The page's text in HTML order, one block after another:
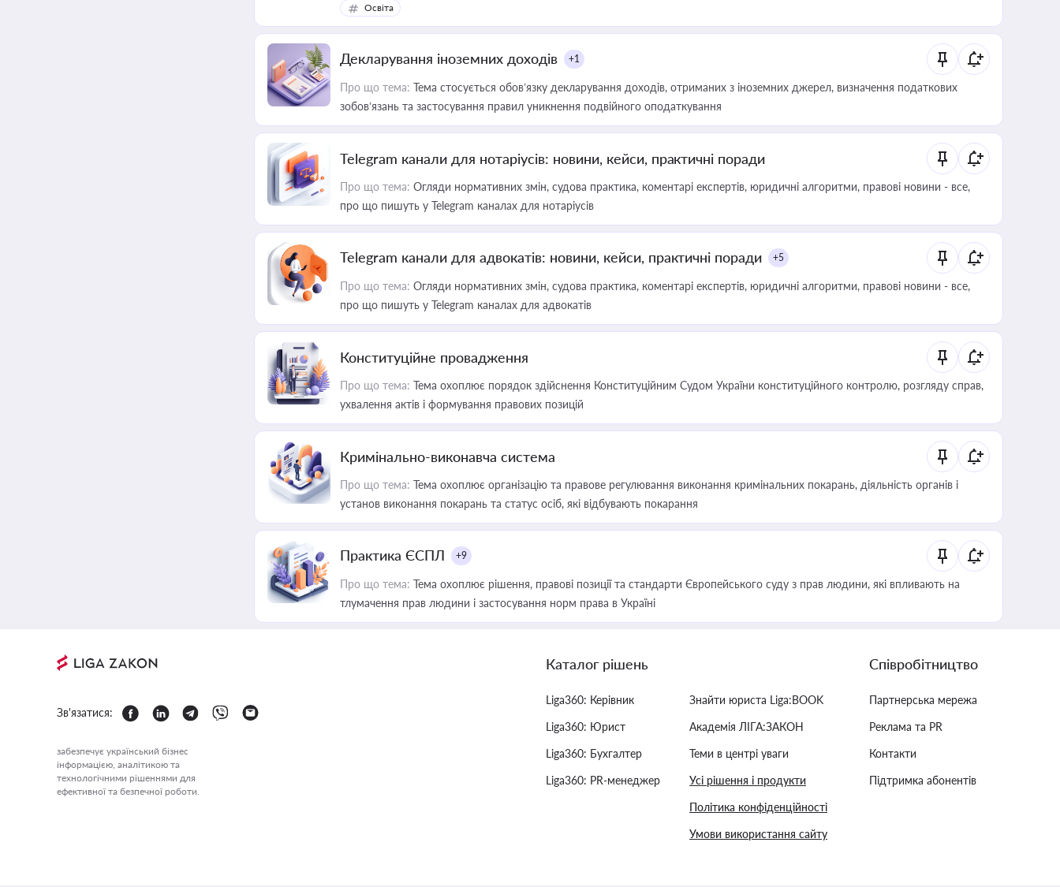
Освіта
Декларування іноземних доходів +1
Про що тема: Тема стосується обов’язку декларування доходів, отриманих з іноземних джерел, визначення податкових
зобов’язань та застосування правил уникнення подвійного оподаткування
Telegram канали для нотаріусів: новини, кейси, практичні поради
Про що тема: Огляди нормативних змін, судова практика, коментарі експертів, юридичні алгоритми, правові новини - все,
про що пишуть у Telegram каналах для нотаріусів
Telegram канали для адвокатів: новини, кейси, практичні поради +5
Про що тема: Огляди нормативних змін, судова практика, коментарі експертів, юридичні алгоритми, правові новини - все,
про що пишуть у Telegram каналах для адвокатів
Конституційне провадження
Про що тема: Тема охоплює порядок здійснення Конституційним Судом України конституційного контролю, розгляду справ,
ухвалення актів і формування правових позицій
Кримінально-виконавча система
Про що тема: Тема охоплює організацію та правове регулювання виконання кримінальних покарань, діяльність органів і
установ виконання покарань та статус осіб, які відбувають покарання
Практика ЄСПЛ +9
Про що тема: Тема охоплює рішення, правові позиції та стандарти Європейського суду з прав людини, які впливають на
тлумачення прав людини і застосування норм права в Україні
Зв'язатися:
забезпечує український бізнес
інформацією, аналітикою та
технологічними рішеннями для
ефективної та безпечної роботи.
Каталог рішень
Liga360: Керівник
Liga360: Юрист
Liga360: Бухгалтер
Liga360: PR-менеджер
Знайти юриста Liga:BOOK
Академія ЛІГА:ЗАКОН
Теми в центрі уваги
Усі рішення і продукти
Політика конфіденційності
Умови використання сайту
Співробітництво
Партнерська мережа
Реклама та PR
Контакти
Підтримка абонентів